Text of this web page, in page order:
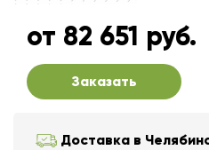
от 82 651 руб.
Заказать
Доставка в